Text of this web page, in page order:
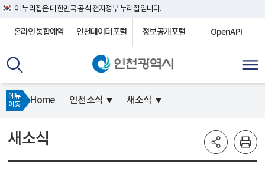
이 누리집은 대한민국 공식 전자정부 누리집입니다.
온라인통합예약 인천데이터포털 정보공개포털 OpenAPI
메뉴
이동
Home 인천소식 새소식
새소식